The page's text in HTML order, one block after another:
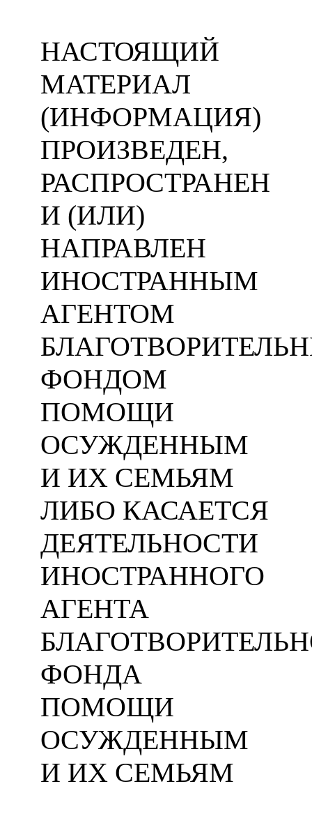
НАСТОЯЩИЙ
МАТЕРИАЛ
(ИНФОРМАЦИЯ)
ПРОИЗВЕДЕН,
РАСПРОСТРАНЕН
И (ИЛИ)
НАПРАВЛЕН
ИНОСТРАННЫМ
АГЕНТОМ
ФОНДОМ
ПОМОЩИ
ОСУЖДЕННЫМ
И ИХ СЕМЬЯМ
ЛИБО КАСАЕТСЯ
ДЕЯТЕЛЬНОСТИ
ИНОСТРАННОГО
АГЕНТА
ФОНДА
ПОМОЩИ
ОСУЖДЕННЫМ
И ИХ СЕМЬЯМ